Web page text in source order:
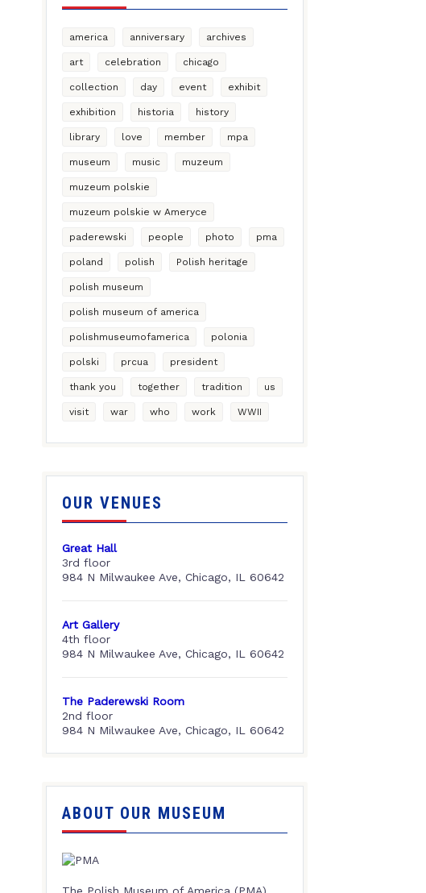
america anniversary archives
art celebration chicago
collection day event exhibit
exhibition historia history
library love member mpa
museum music muzeum
muzeum polskie
muzeum polskie w Ameryce
paderewski people photo pma
poland polish Polish heritage
polish museum
polish museum of america
polishmuseumofamerica polonia
polski prcua president
thank you together tradition us
visit war who work WWII
OUR VENUES
Great Hall
3rd floor
984 N Milwaukee Ave, Chicago, IL 60642
Art Gallery
4th floor
984 N Milwaukee Ave, Chicago, IL 60642
The Paderewski Room
2nd floor
984 N Milwaukee Ave, Chicago, IL 60642
ABOUT OUR MUSEUM
The Polish Museum of America (PMA),